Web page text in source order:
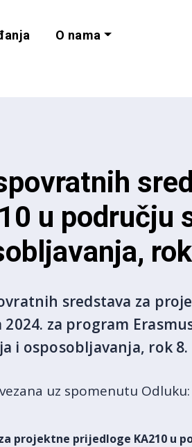
O nama
u području
sredstava za
za program
i osposobljavanja, rok
uz spomenutu Odluku:
projektne prijedloge KA210 u